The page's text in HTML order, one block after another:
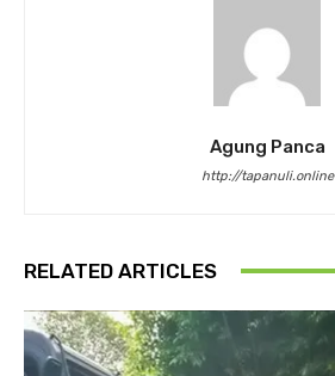
Agung Panca
http://tapanuli.online
RELATED ARTICLES